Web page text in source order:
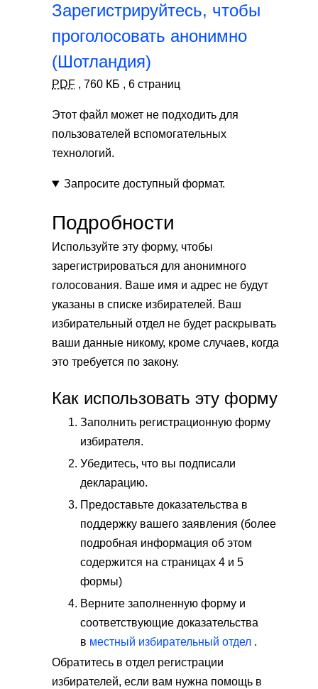
Зарегистрируйтесь, чтобы
проголосовать анонимно
(Шотландия)
PDF , 760 КБ , 6 страниц
Этот файл может не подходить для
пользователей вспомогательных
технологий.
Запросите доступный формат.
Подробности
Используйте эту форму, чтобы
зарегистрироваться для анонимного
голосования. Ваше имя и адрес не будут
указаны в списке избирателей. Ваш
избирательный отдел не будет раскрывать
ваши данные никому, кроме случаев, когда
это требуется по закону.
Как использовать эту форму
Заполнить регистрационную форму
избирателя.
Убедитесь, что вы подписали
декларацию.
Предоставьте доказательства в
поддержку вашего заявления (более
подробная информация об этом
содержится на страницах 4 и 5
формы)
Верните заполненную форму и
соответствующие доказательства
в местный избирательный отдел .
Обратитесь в отдел регистрации
избирателей, если вам нужна помощь в